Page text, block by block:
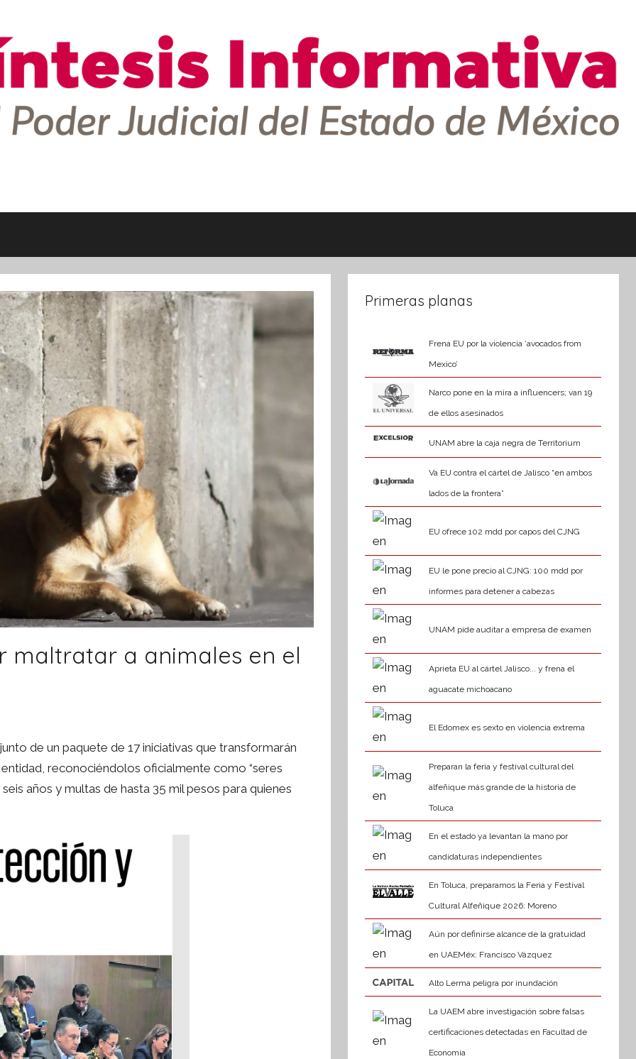
maltratar a animales en el
de un paquete de 17 iniciativas que transformarán
reconociéndolos oficialmente como “seres
años y multas de hasta 35 mil pesos para quienes
Primeras planas
Frena EU por la violencia ‘avocados from
Mexico’
Narco pone en la mira a influencers; van 19
de ellos asesinados
UNAM abre la caja negra de Territorium
Va EU contra el cártel de Jalisco “en ambos
lados de la frontera”
EU ofrece 102 mdd por capos del CJNG
EU le pone precio al CJNG: 100 mdd por
informes para detener a cabezas
UNAM pide auditar a empresa de examen
Aprieta EU al cártel Jalisco... y frena el
aguacate michoacano
El Edomex es sexto en violencia extrema
Preparan la feria y festival cultural del
alfeñique más grande de la historia de
Toluca
En el estado ya levantan la mano por
candidaturas independientes
En Toluca, preparamos la Feria y Festival
Cultural Alfeñique 2026: Moreno
Aún por definirse alcance de la gratuidad
en UAEMéx: Francisco Vázquez
Alto Lerma peligra por inundación
La UAEM abre investigación sobre falsas
certificaciones detectadas en Facultad de
Economía